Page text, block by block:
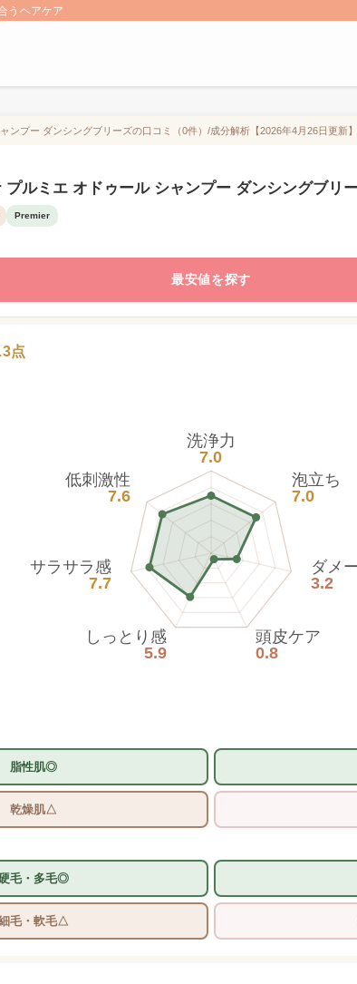
うヘアケア
ンプー ダンシングブリーズの口コミ（0件）/成分解析【2026年4月26日更新】
プルミエ オドゥール シャンプー ダンシングブリ
Premier
最安値を探す
点
洗浄力
7.0
泡立ち
7.0
ダメ
3.2
頭皮ケア
0.8
しっとり感
5.9
サラサラ感
7.7
低刺激性
7.6
脂性肌◎
乾燥肌△
毛・多毛◎
毛・軟毛△